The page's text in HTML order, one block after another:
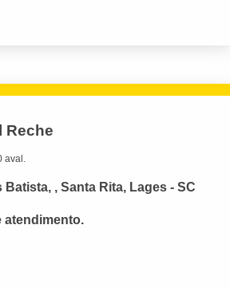
Reche
aval.
, Santa Rita, Lages - SC
atendimento.